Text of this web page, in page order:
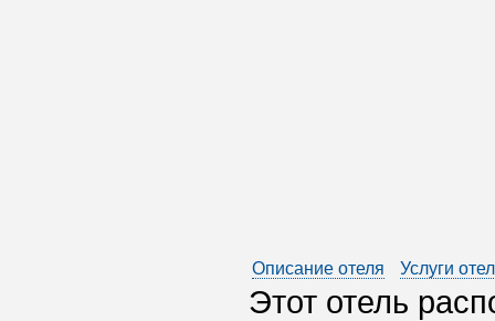
Описание отеля Услуги
Этот отель